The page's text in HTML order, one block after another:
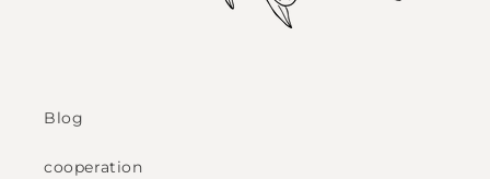
Blog
cooperation